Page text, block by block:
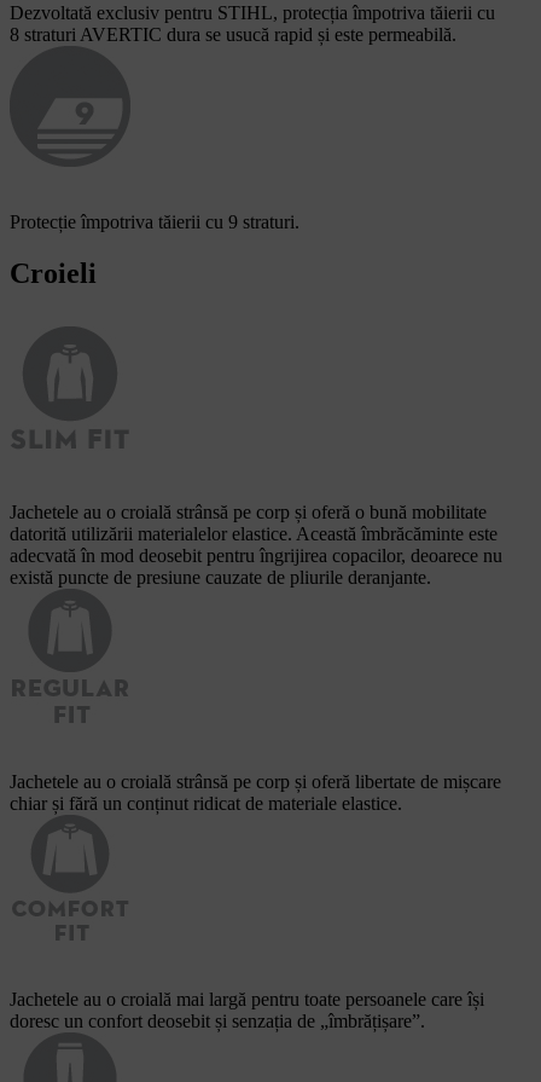
Dezvoltată exclusiv pentru STIHL, protecția împotriva tăierii cu
8 straturi AVERTIC dura se usucă rapid și este permeabilă.
Protecție împotriva tăierii cu 9 straturi.
Croieli
Jachetele au o croială strânsă pe corp și oferă o bună mobilitate
datorită utilizării materialelor elastice. Această îmbrăcăminte este
adecvată în mod deosebit pentru îngrijirea copacilor, deoarece nu
există puncte de presiune cauzate de pliurile deranjante.
Jachetele au o croială strânsă pe corp și oferă libertate de mișcare
chiar și fără un conținut ridicat de materiale elastice.
Jachetele au o croială mai largă pentru toate persoanele care își
doresc un confort deosebit și senzația de „îmbrățișare”.